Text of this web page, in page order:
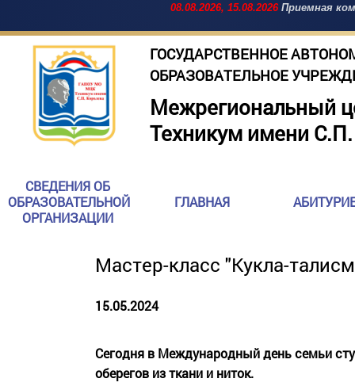
08.08.2026, 15.08.2026Приемная
ГОСУДАРСТВЕННОЕ
ОБРАЗОВАТЕЛЬНОЕ
Межрегиональный
Техникум имени
СВЕДЕНИЯ ОБ
ОБРАЗОВАТЕЛЬНОЙ
ОРГАНИЗАЦИИ
ГЛАВНАЯ
Мастер-класс "Кукла-
15.05.2024
Сегодня в Международный день семьи
оберегов из ткани и ниток.